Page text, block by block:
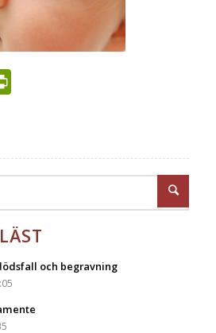
PrintFriendly
och begravning